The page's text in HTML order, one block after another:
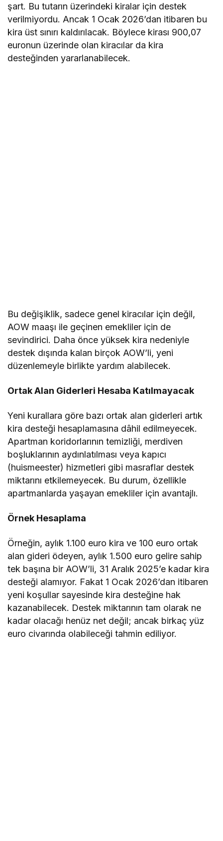
şart. Bu tutarın üzerindeki kiralar için destek
verilmiyordu. Ancak 1 Ocak 2026’dan itibaren bu
kira üst sınırı kaldırılacak. Böylece kirası 900,07
euronun üzerinde olan kiracılar da kira
desteğinden yararlanabilecek.
Bu değişiklik, sadece genel kiracılar için değil,
AOW maaşı ile geçinen emekliler için de
sevindirici. Daha önce yüksek kira nedeniyle
destek dışında kalan birçok AOW’li, yeni
düzenlemeyle birlikte yardım alabilecek.
Ortak Alan Giderleri Hesaba Katılmayacak
Yeni kurallara göre bazı ortak alan giderleri artık
kira desteği hesaplamasına dâhil edilmeyecek.
Apartman koridorlarının temizliği, merdiven
boşluklarının aydınlatılması veya kapıcı
(huismeester) hizmetleri gibi masraflar destek
miktarını etkilemeyecek. Bu durum, özellikle
apartmanlarda yaşayan emekliler için avantajlı.
Örnek Hesaplama
Örneğin, aylık 1.100 euro kira ve 100 euro ortak
alan gideri ödeyen, aylık 1.500 euro gelire sahip
tek başına bir AOW’li, 31 Aralık 2025’e kadar kira
desteği alamıyor. Fakat 1 Ocak 2026’dan itibaren
yeni koşullar sayesinde kira desteğine hak
kazanabilecek. Destek miktarının tam olarak ne
kadar olacağı henüz net değil; ancak birkaç yüz
euro civarında olabileceği tahmin ediliyor.